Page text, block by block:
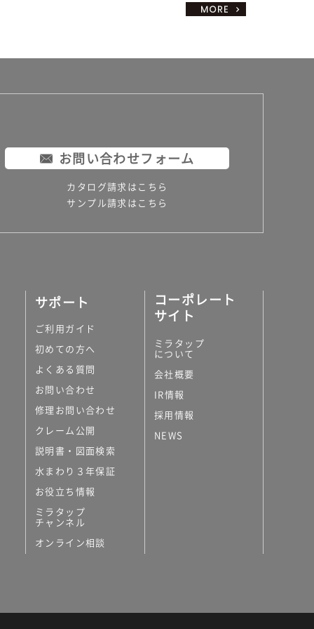
お問い合わせフォーム
カタログ請求はこちら
サンプル請求はこちら
サポート
ご利用ガイド
初めての方へ
よくある質問
お問い合わせ
修理お問い合わせ
クレーム公開
説明書・図面検索
水まわり３年保証
お役立ち情報
ミラタップ
チャンネル
オンライン相談
コーポレート
サイト
ミラタップ
について
会社概要
IR情報
採用情報
NEWS